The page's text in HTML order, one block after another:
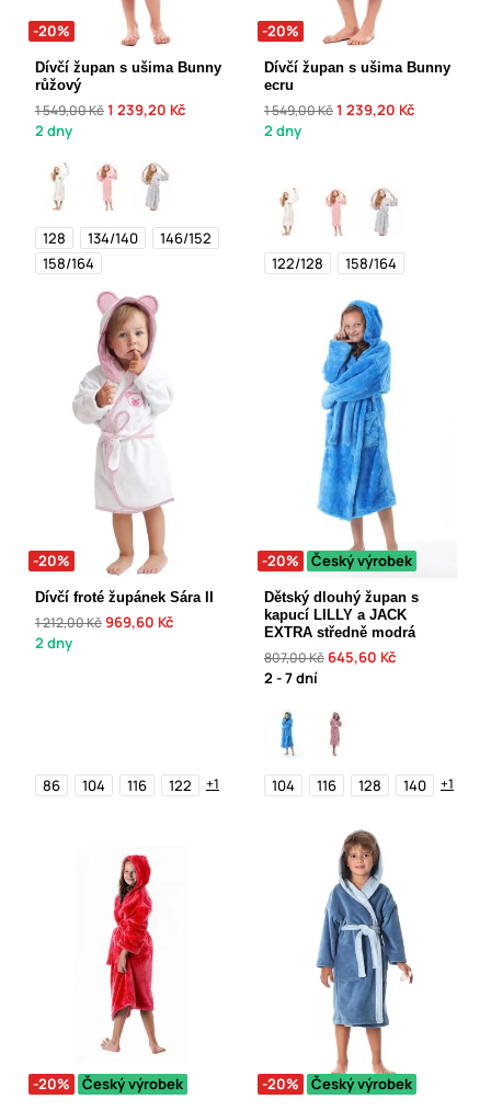
-20%
Dívčí župan s ušima Bunny
růžový
1 549,00 Kč1 239,20 Kč
2 dny
128 134/140
146/152
158/164
-20%
Dívčí župan s ušima Bunny
ecru
1 549,00 Kč1 239,20 Kč
2 dny
122/128 158/164
-20%
Dívčí froté župánek Sára II
1 212,00 Kč969,60 Kč
2 dny
86 104 116 122 +1
-20% Český výrobek
Dětský dlouhý župan s
kapucí LILLY a JACK
EXTRA středně modrá
807,00 Kč 645,60 Kč
2 - 7 dní
104 116 128 140 +1
-20% Český výrobek -20% Český výrobek